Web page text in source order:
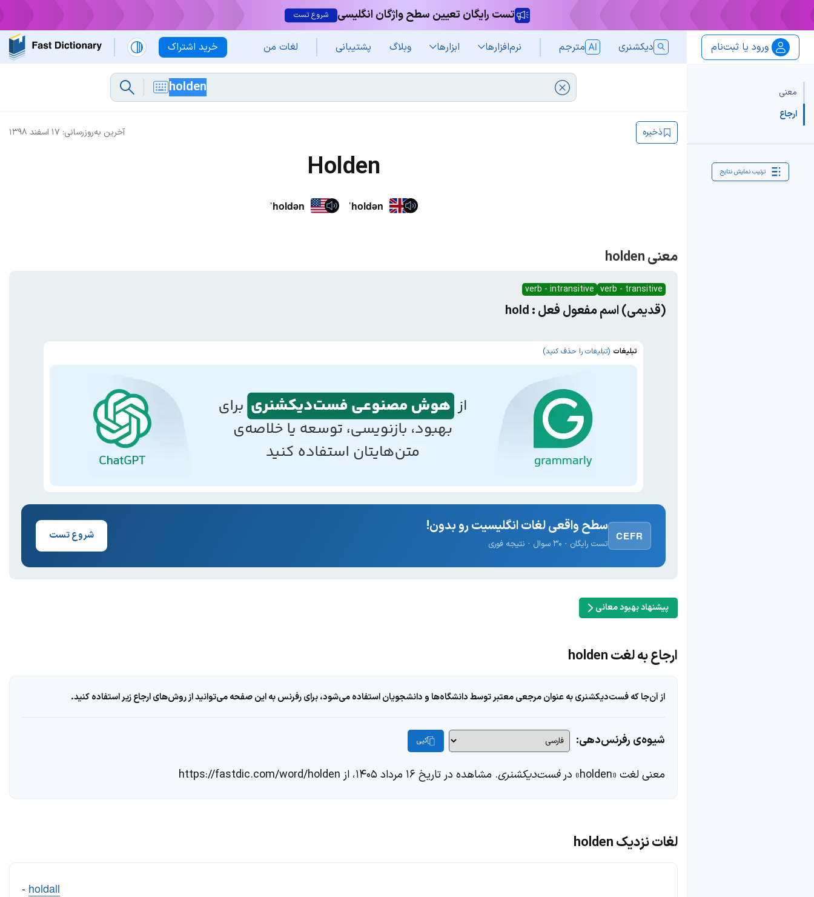
تست رایگان تعیین سطح واژگان انگلیسی شروع تست
خرید اشتراک ورود یا ثبت‌نام دیکشنری مترجم نرم‌افزار‌ها ابزارها وبلاگ پشتیبانی لغات من
معنی
ارجاع
ترتیب نمایش نتایج
آخرین به‌روزرسانی: ۱۷ اسفند ۱۳۹۸ ذخیره
Holden
ˈholdən ˈholdən
معنی holden
verb - transitive
verb - intransitive
(قدیمی) اسم مفعول فعل : hold
تبلیغات (تبلیغات را حذف کنید)
CEFR
سطح واقعی لغات انگلیسیت رو بدون!
تست رایگان · ۳۰ سوال · نتیجه فوری
شروع تست
پیشنهاد بهبود معانی
ارجاع به لغت holden
از آن‌جا که فست‌دیکشنری به عنوان مرجعی معتبر توسط دانشگاه‌ها و دانشجویان استفاده می‌شود، برای رفرنس به این صفحه می‌توانید از روش‌های ارجاع زیر استفاده کنید.
شیوه‌ی رفرنس‌دهی: کپی
معنی لغت «holden» در فست‌دیکشنری. مشاهده در تاریخ ۱۶ مرداد ۱۴۰۵، از https://fastdic.com/word/holden
لغات نزدیک holden
- holdall